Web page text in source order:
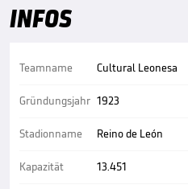
INFOS
Teamname
Gründungsjahr
Stadionname
Kapazität
Cultural Leonesa
1923
Reino de León
13.451